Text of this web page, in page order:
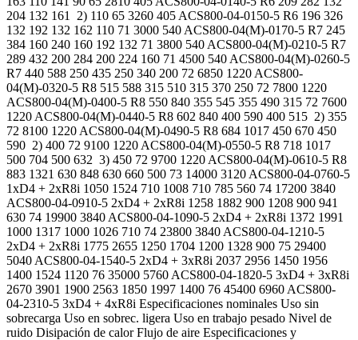
204 132 161 2) 110 65 3260 405 ACS800-04-0150-5 R6 196 326
132 192 132 162 110 71 3000 540 ACS800-04(M)-0170-5 R7 245
384 160 240 160 192 132 71 3800 540 ACS800-04(M)-0210-5 R7
289 432 200 284 200 224 160 71 4500 540 ACS800-04(M)-0260-5
R7 440 588 250 435 250 340 200 72 6850 1220 ACS800-
04(M)-0320-5 R8 515 588 315 510 315 370 250 72 7800 1220
ACS800-04(M)-0400-5 R8 550 840 355 545 355 490 315 72 7600
1220 ACS800-04(M)-0440-5 R8 602 840 400 590 400 515 2) 355
72 8100 1220 ACS800-04(M)-0490-5 R8 684 1017 450 670 450
590 2) 400 72 9100 1220 ACS800-04(M)-0550-5 R8 718 1017
500 704 500 632 3) 450 72 9700 1220 ACS800-04(M)-0610-5 R8
883 1321 630 848 630 660 500 73 14000 3120 ACS800-04-0760-5
1xD4 + 2xR8i 1050 1524 710 1008 710 785 560 74 17200 3840
ACS800-04-0910-5 2xD4 + 2xR8i 1258 1882 900 1208 900 941
630 74 19900 3840 ACS800-04-1090-5 2xD4 + 2xR8i 1372 1991
1000 1317 1000 1026 710 74 23800 3840 ACS800-04-1210-5
2xD4 + 2xR8i 1775 2655 1250 1704 1200 1328 900 75 29400
5040 ACS800-04-1540-5 2xD4 + 3xR8i 2037 2956 1450 1956
1400 1524 1120 76 35000 5760 ACS800-04-1820-5 3xD4 + 3xR8i
2670 3901 1900 2563 1850 1997 1400 76 45400 6960 ACS800-
04-2310-5 3xD4 + 4xR8i Especificaciones nominales Uso sin
sobrecarga Uso en sobrec. ligera Uso en trabajo pesado Nivel de
ruido Disipación de calor Flujo de aire Especificaciones y